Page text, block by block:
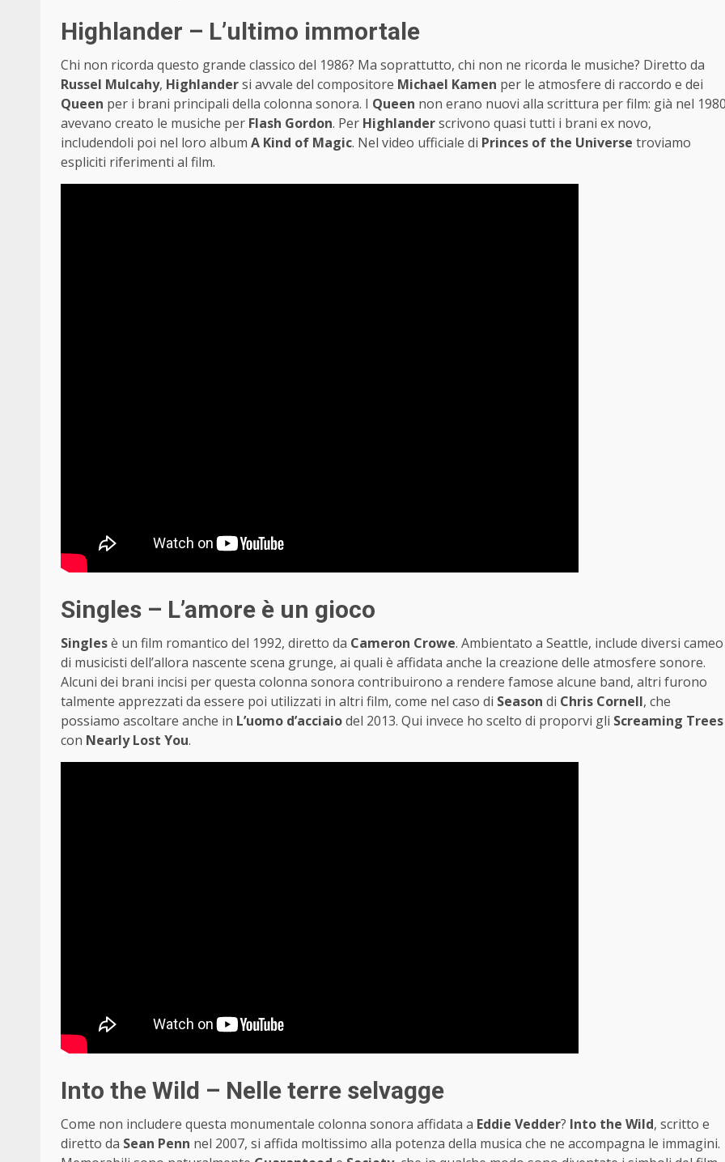
Highlander – L’ultimo immortale
Chi non ricorda questo grande classico del 1986? Ma soprattutto, chi non ne ricorda le musiche? Diretto da
Russel Mulcahy, Highlandersi avvale del compositore Michael Kamen per le atmosfere di raccordo e dei
Queen per i brani principali della colonna sonora. I Queen non erano nuovi alla scrittura per film: già nel
avevano creato le musiche per Flash Gordon. Per Highlanderscrivono quasi tutti i brani ex novo,
includendoli poi nel loro album A Kind of Magic. Nel video ufficiale di Princes of the Universe troviamo
espliciti riferimenti al film.
Singles – L’amore è un gioco
Singlesè un film romantico del 1992, diretto da Cameron Crowe. Ambientato a Seattle, include diversi cameo
di musicisti dell’allora nascente scena grunge, ai quali è affidata anche la creazione delle atmosfere sonore.
Alcuni dei brani incisi per questa colonna sonora contribuirono a rendere famose alcune band, altri furono
talmente apprezzati da essere poi utilizzati in altri film, come nel caso di Season di Chris Cornell, che
possiamo ascoltare anche in L’uomo d’acciaiodel 2013. Qui invece ho scelto di proporvi gli Screaming Trees
con Nearly Lost You.
Into the Wild – Nelle terre selvagge
Come non includere questa monumentale colonna sonora affidata a Eddie Vedder? Into the Wild, scritto e
diretto da Sean Penn nel 2007, si affida moltissimo alla potenza della musica che ne accompagna le immagini.